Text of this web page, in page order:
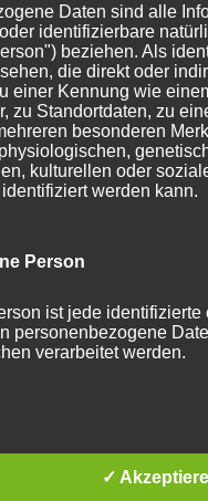
zur
am
Daten sind alle
identifizierbare
beziehen. Als
die direkt oder
einer Kennung wie
zu Standortdaten, zu
besonderen
kulturellen oder
werden kann.
Person
ist jede
personenbezogene
verarbeitet werden.
ist jeder mit oder ohne
✓